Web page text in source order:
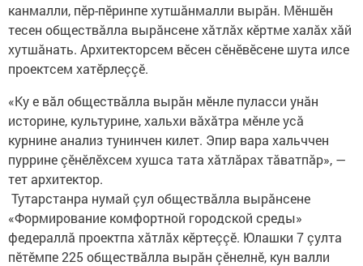
канмалли, пӗр-пӗринпе хутшăнмалли вырăн. Мӗншӗн
тесен обществăлла вырăнсене хăтлăх кӗртме халăх хăй
хутшăнать. Архитекторсем вӗсен сӗнӗвӗсене шута илсе
проектсем хатӗрлеççӗ.
«Ку е вăл обществăлла вырăн мӗнле пуласси унăн
историне, культурине, хальхи вăхăтра мӗнле усă
курнине анализ тунинчен килет. Эпир вара хальччен
пуррине çӗнӗлӗхсем хушса тата хăтлăрах тăватпăр», —
тет архитектор.
Тутарстанра нумай çул обществăлла вырăнсене
«Формирование комфортной городской среды»
федераллă проектпа хăтлăх кӗртеççӗ. Юлашки 7 çулта
пӗтӗмпе 225 обществăлла вырăн çӗнелнӗ, кун валли